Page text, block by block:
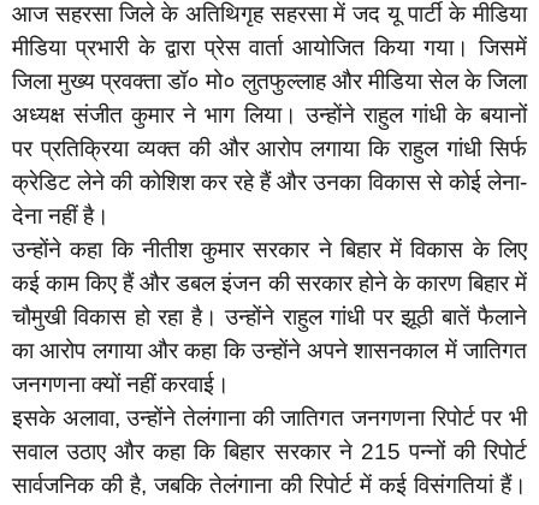
आज सहरसा जिले के अतिथिगृह सहरसा में जद यू पार्टी के मीडिया
मीडिया प्रभारी के द्वारा प्रेस वार्ता आयोजित किया गया। जिसमें
जिला मुख्य प्रवक्ता डॉ० मो० लुतफुल्लाह और मीडिया सेल के जिला
अध्यक्ष संजीत कुमार ने भाग लिया। उन्होंने राहुल गांधी के बयानों
पर प्रतिक्रिया व्यक्त की और आरोप लगाया कि राहुल गांधी सिर्फ
क्रेडिट लेने की कोशिश कर रहे हैं और उनका विकास से कोई लेना-
देना नहीं है।
उन्होंने कहा कि नीतीश कुमार सरकार ने बिहार में विकास के लिए
कई काम किए हैं और डबल इंजन की सरकार होने के कारण बिहार में
चौमुखी विकास हो रहा है। उन्होंने राहुल गांधी पर झूठी बातें फैलाने
का आरोप लगाया और कहा कि उन्होंने अपने शासनकाल में जातिगत
जनगणना क्यों नहीं करवाई।
इसके अलावा, उन्होंने तेलंगाना की जातिगत जनगणना रिपोर्ट पर भी
सवाल उठाए और कहा कि बिहार सरकार ने 215 पन्नों की रिपोर्ट
सार्वजनिक की है, जबकि तेलंगाना की रिपोर्ट में कई विसंगतियां हैं।